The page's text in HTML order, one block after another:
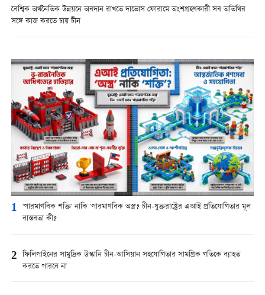
বৈশ্বিক অর্থনৈতিক উন্নয়নে অবদান রাখতে দাভোস ফোরামে অংশগ্রহণকারী সব অতিথির
সঙ্গে কাজ করতে চায় চীন
1 'পারমাণবিক শক্তি' নাকি 'পারমাণবিক অস্ত্র'? চীন-যুক্তরাষ্ট্রের এআই প্রতিযোগিতার মূল
বাস্তবতা কী?
2 ফিলিপাইনের সামুদ্রিক উস্কানি চীন-আসিয়ান সহযোগিতার সামগ্রিক গতিকে ব্যাহত
করতে পারবে না